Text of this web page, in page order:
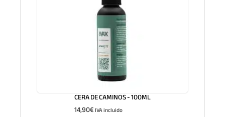
CERA DE CAMINOS - 100ML
14,90€IVA incluido